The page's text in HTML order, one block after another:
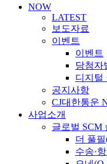
NOW
LATEST
보도자료
이벤트
이벤트
당첨자
디지털
공지사항
CJ대한통운
사업소개
글로벌 SCM
더 풀필
수송·